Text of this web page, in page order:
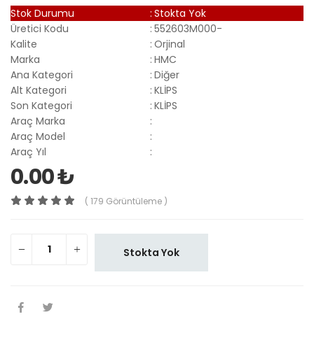
Stok Durumu : Stokta Yok
Üretici Kodu
: 552603M000-
Kalite
: Orjinal
Marka
: HMC
Ana Kategori
: Diğer
Alt Kategori
: KLİPS
Son Kategori
: KLİPS
Araç Marka
:
Araç Model
:
Araç Yıl
:
0.00 ₺
( 179 Görüntüleme )
Stokta Yok